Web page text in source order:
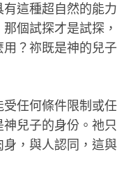
這種超自然的能
個試探才是試探
？祢既是神的兒
任何條件限制或
兒子的身份。祂
，與人認同，這